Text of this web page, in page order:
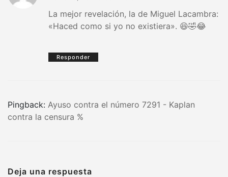
La mejor revelación, la de Miguel Lacambra:
«Haced como si yo no existiera». 😆🤣😂
Responder
Pingback: Ayuso contra el número 7291 - Kaplan
contra la censura %
Deja una respuesta